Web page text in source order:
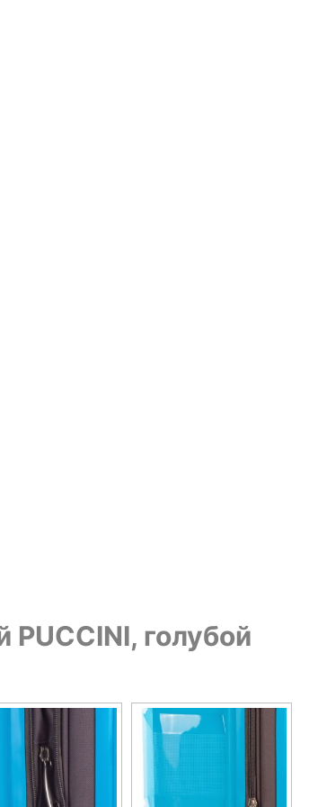
голубой